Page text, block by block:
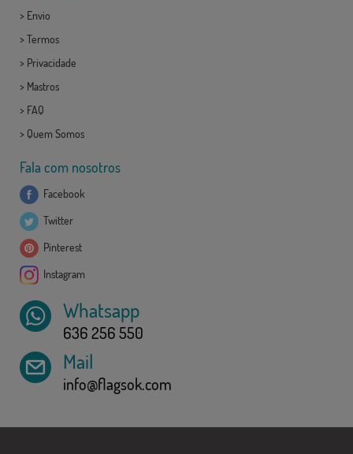
> Envio
> Termos
> Privacidade
> Mastros
> FAQ
> Quem Somos
Fala com nosotros
Facebook
Twitter
Pinterest
Instagram
Whatsapp
636 256 550
Mail
info@flagsok.com